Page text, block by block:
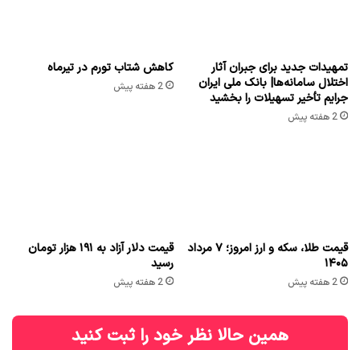
تمهیدات جدید برای جبران آثار
اختلال سامانه‌ها| بانک ملی ایران
جرایم تأخیر تسهیلات را بخشید
2 هفته پیش
کاهش شتاب تورم در تیرماه
2 هفته پیش
قیمت طلا، سکه و ارز امروز؛ ۷ مرداد
۱۴۰۵
2 هفته پیش
قیمت دلار آزاد به ۱۹۱ هزار تومان
رسید
2 هفته پیش
همین حالا نظر خود را ثبت کنید